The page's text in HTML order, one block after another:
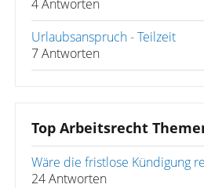
4 Antworten
Urlaubsanspruch - Teilzeit
7 Antworten
Top Arbeitsrecht
Wäre die fristlose Kündigung
24 Antworten